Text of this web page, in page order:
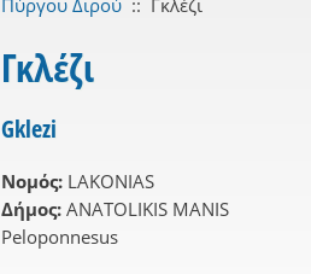
Πύργου Διρού :: Γκλέζι
Γκλέζι
Gklezi
Νομός: LAKONIAS
Δήμος: ANATOLIKIS MANIS
Peloponnesus